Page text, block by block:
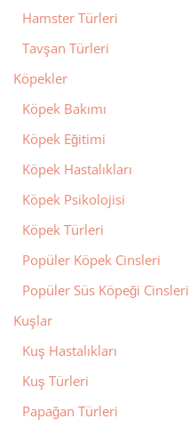
Hamster Türleri
Tavşan Türleri
Köpekler
Köpek Bakımı
Köpek Eğitimi
Köpek Hastalıkları
Köpek Psikolojisi
Köpek Türleri
Popüler Köpek Cinsleri
Popüler Süs Köpeği Cinsleri
Kuşlar
Kuş Hastalıkları
Kuş Türleri
Papağan Türleri